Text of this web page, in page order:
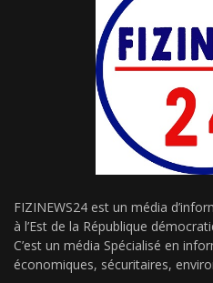
FIZINEWS24 est un média
à l’Est de la République
C’est un média Spécialisé en
économiques, sécuritaires,